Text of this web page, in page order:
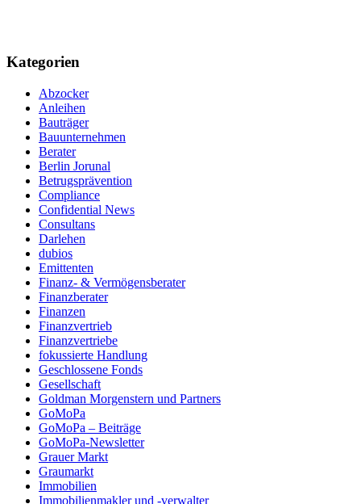
Kategorien
Abzocker
Anleihen
Bauträger
Bauunternehmen
Berater
Berlin Jorunal
Betrugsprävention
Compliance
Confidential News
Consultans
Darlehen
dubios
Emittenten
Finanz- & Vermögensberater
Finanzberater
Finanzen
Finanzvertrieb
Finanzvertriebe
fokussierte Handlung
Geschlossene Fonds
Gesellschaft
Goldman Morgenstern und Partners
GoMoPa
GoMoPa – Beiträge
GoMoPa-Newsletter
Grauer Markt
Graumarkt
Immobilien
Immobilienmakler und -verwalter